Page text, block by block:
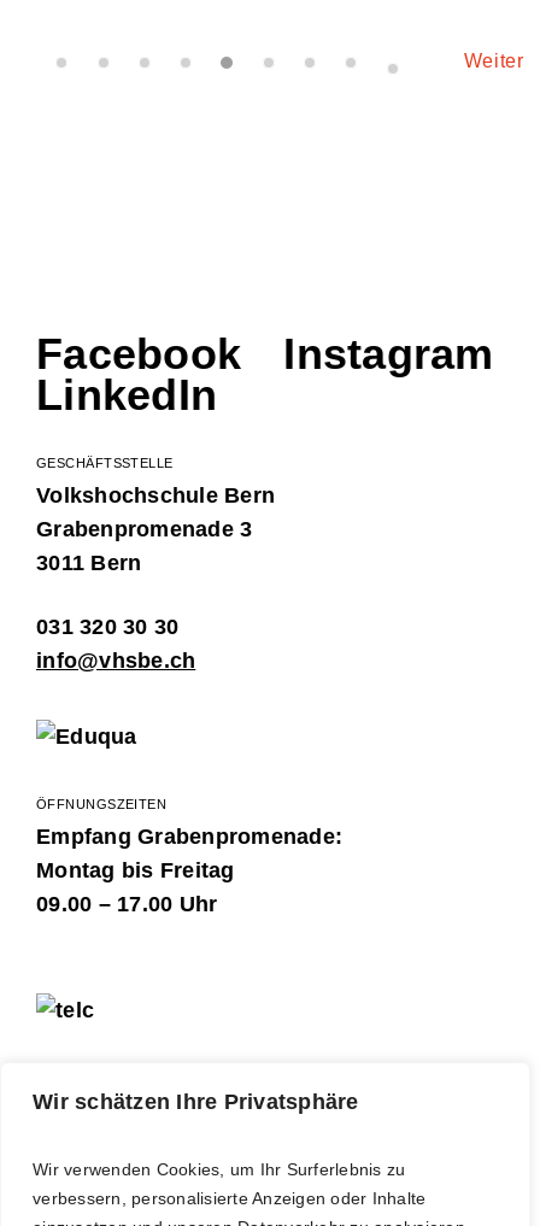
Wir schätzen Ihre Privatsphäre
Wir verwenden Cookies, um Ihr Surferlebnis zu
verbessern, personalisierte Anzeigen oder Inhalte
Weiter
GESCHÄFTSSTELLE
Volkshochschule Bern
Grabenpromenade 3
3011 Bern
031 320 30 30
info@vhsbe.ch
ÖFFNUNGSZEITEN
Empfang Grabenpromenade:
Montag bis Freitag
09.00 – 17.00 Uhr
Kursleitende
Facebook
Instagram
LinkedIn